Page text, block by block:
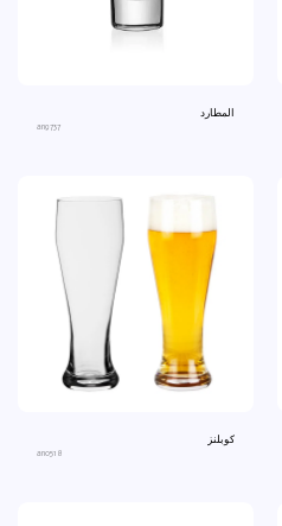
المطارد
an9737
كوبلنز
an0518